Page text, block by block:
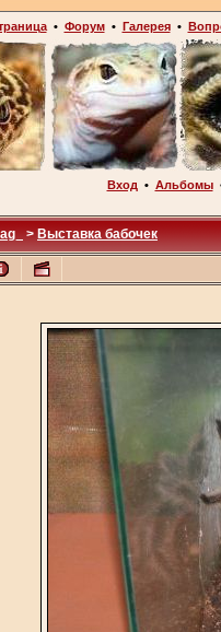
• Форум• Галерея•
Вход • Альбомы
> Выставка бабочек